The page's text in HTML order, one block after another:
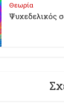
Θεωρία
Ψυχεδελικός